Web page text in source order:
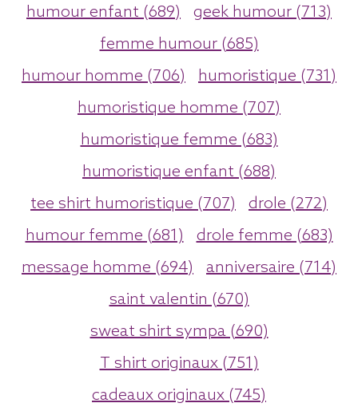
humour enfant (689)
geek humour (713)
femme humour (685)
humour homme (706)
humoristique (731)
humoristique homme (707)
humoristique femme (683)
humoristique enfant (688)
tee shirt humoristique (707)
drole (272)
humour femme (681)
drole femme (683)
message homme (694)
anniversaire (714)
saint valentin (670)
sweat shirt sympa (690)
T shirt originaux (751)
cadeaux originaux (745)